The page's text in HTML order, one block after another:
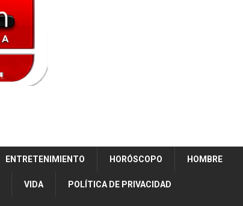
ENTRETENIMIENTO HORÓSCOPO HOMBRE
VIDA POLÍTICA DE PRIVACIDAD